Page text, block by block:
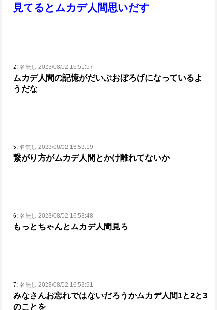
見てるとムカデ人間思いだす
2: 名無し 2023/08/02 16:51:57
ムカデ人間の記憶がだいぶおぼろげになっているよ
うだな
5: 名無し 2023/08/02 16:53:19
繋がり方がムカデ人間とかけ離れてないか
6: 名無し 2023/08/02 16:53:48
もっとちゃんとムカデ人間見ろ
7: 名無し 2023/08/02 16:53:51
みなさんお忘れではないだろうかムカデ人間1と2と3
のことを